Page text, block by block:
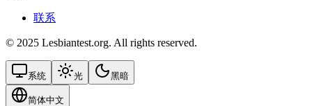
联系
© 2025 Lesbiantest.org. All rights reserved.
系统 光 黑暗
简体中文